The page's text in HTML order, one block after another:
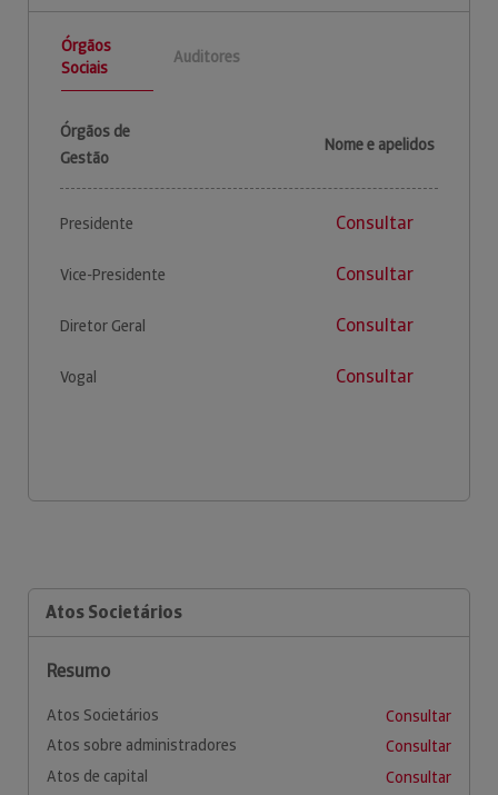
Órgãos
Sociais
Auditores
Órgãos de
Gestão
Nome e apelidos
Presidente Consultar
Vice-Presidente Consultar
Diretor Geral Consultar
Vogal Consultar
Atos Societários
Resumo
Atos Societários
Consultar
Atos sobre administradores
Consultar
Atos de capital
Consultar